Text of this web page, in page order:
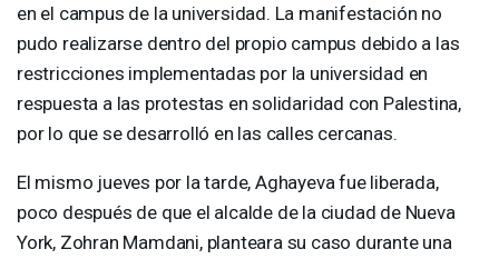
en el campus de la universidad. La manifestación no
pudo realizarse dentro del propio campus debido a las
restricciones implementadas por la universidad en
respuesta a las protestas en solidaridad con Palestina,
por lo que se desarrolló en las calles cercanas.
El mismo jueves por la tarde, Aghayeva fue liberada,
poco después de que el alcalde de la ciudad de Nueva
York, Zohran Mamdani, planteara su caso durante una